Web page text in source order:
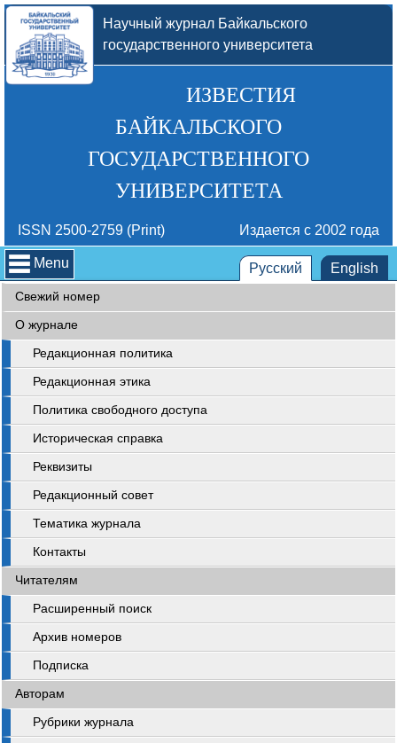
Научный журнал Байкальского
государственного университета
ИЗВЕСТИЯ
БАЙКАЛЬСКОГО
ГОСУДАРСТВЕННОГО
УНИВЕРСИТЕТА
ISSN 2500-2759 (Print) Издается с 2002 года
Menu Русский English
Свежий номер
О журнале
Редакционная политика
Редакционная этика
Политика свободного доступа
Историческая справка
Реквизиты
Редакционный совет
Тематика журнала
Контакты
Читателям
Расширенный поиск
Архив номеров
Подписка
Авторам
Рубрики журнала